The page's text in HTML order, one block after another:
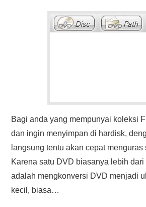
Bagi anda yang mempunyai koleksi
dan ingin menyimpan di hardisk,
langsung tentu akan cepat menguras
Karena satu DVD biasanya lebih dari
adalah mengkonversi DVD menjadi
kecil, biasa…